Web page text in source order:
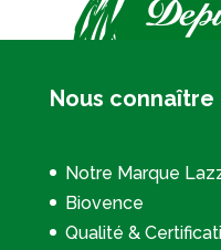
Nous connaître
Notre Marque
Biovence
Qualité &